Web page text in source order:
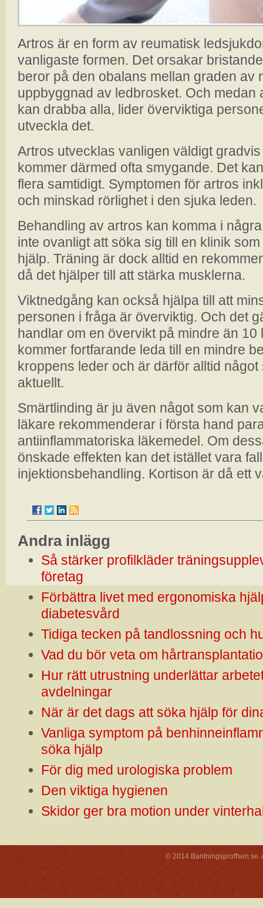
Artros är en form av reumatisk
vanligaste formen. Det orsakar
beror på den obalans mellan graden av
uppbyggnad av ledbrosket. Och medan
kan drabba alla, lider överviktiga
utveckla det.
Artros utvecklas vanligen väldigt
kommer därmed ofta smygande. Det
flera samtidigt. Symptomen för artros
och minskad rörlighet i den sjuka leden.
Behandling av artros kan komma i
inte ovanligt att söka sig till en klinik
hjälp. Träning är dock alltid en
då det hjälper till att stärka musklerna.
Viktnedgång kan också hjälpa till att
personen i fråga är överviktig. Och det
handlar om en övervikt på mindre än 10
kommer fortfarande leda till en mindre
kroppens leder och är därför alltid
aktuellt.
Smärtlinding är ju även något som kan
läkare rekommenderar i första hand
antiinflammatoriska läkemedel. Om
önskade effekten kan det istället vara
injektionsbehandling. Kortison är då ett
Andra inlägg
Så stärker profilkläder
företag
Förbättra livet med ergonomiska
diabetesvård
Tidiga tecken på tandlossning och
Vad du bör veta om
Hur rätt utrustning underlättar
avdelningar
När är det dags att söka hjälp för
Vanliga symptom på
söka hjälp
För dig med urologiska problem
Den viktiga hygienen
Skidor ger bra motion under
© 2014